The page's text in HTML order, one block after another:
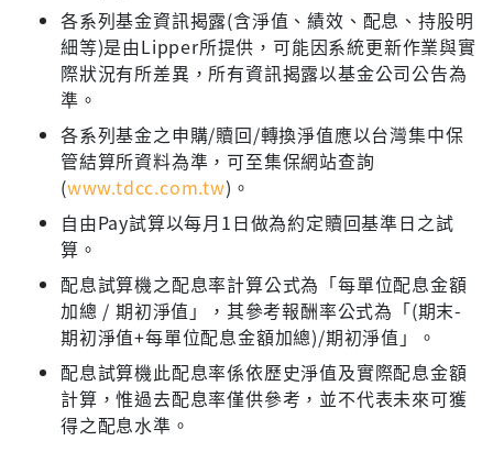
各系列基金資訊揭露(含淨值、績效、配息、持股明
細等)是由Lipper所提供，可能因系統更新作業與實
際狀況有所差異，所有資訊揭露以基金公司公告為
準。
各系列基金之申購/贖回/轉換淨值應以台灣集中保
管結算所資料為準，可至集保網站查詢
(www.tdcc.com.tw)。
自由Pay試算以每月1日做為約定贖回基準日之試
算。
配息試算機之配息率計算公式為「每單位配息金額
加總 / 期初淨值」，其參考報酬率公式為「(期末-
期初淨值+每單位配息金額加總)/期初淨值」。
配息試算機此配息率係依歷史淨值及實際配息金額
計算，惟過去配息率僅供參考，並不代表未來可獲
得之配息水準。